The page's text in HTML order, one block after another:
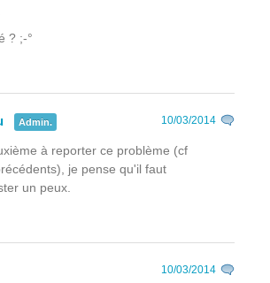
? ;-°
Admin. 10/03/2014
à reporter ce problème (cf
je pense qu'il faut
un peux.
10/03/2014